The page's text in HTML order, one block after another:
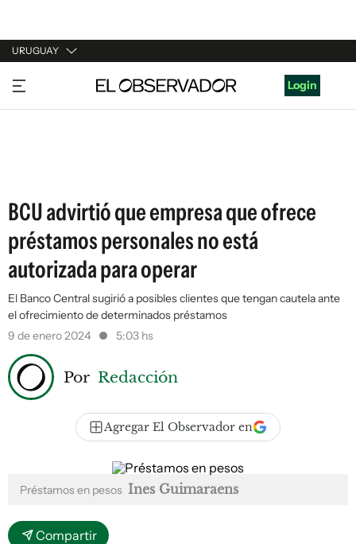
URUGUAY
URUGUAY
ARGENTINA
Login
BCU advirtió que empresa que ofrece
préstamos personales no está
autorizada para operar
El Banco Central sugirió a posibles clientes que tengan cautela ante
el ofrecimiento de determinados préstamos
9 de enero 2024
5:03 hs
Por Redacción
Agregar El Observador en
Préstamos en pesos Ines Guimaraens
Compartir